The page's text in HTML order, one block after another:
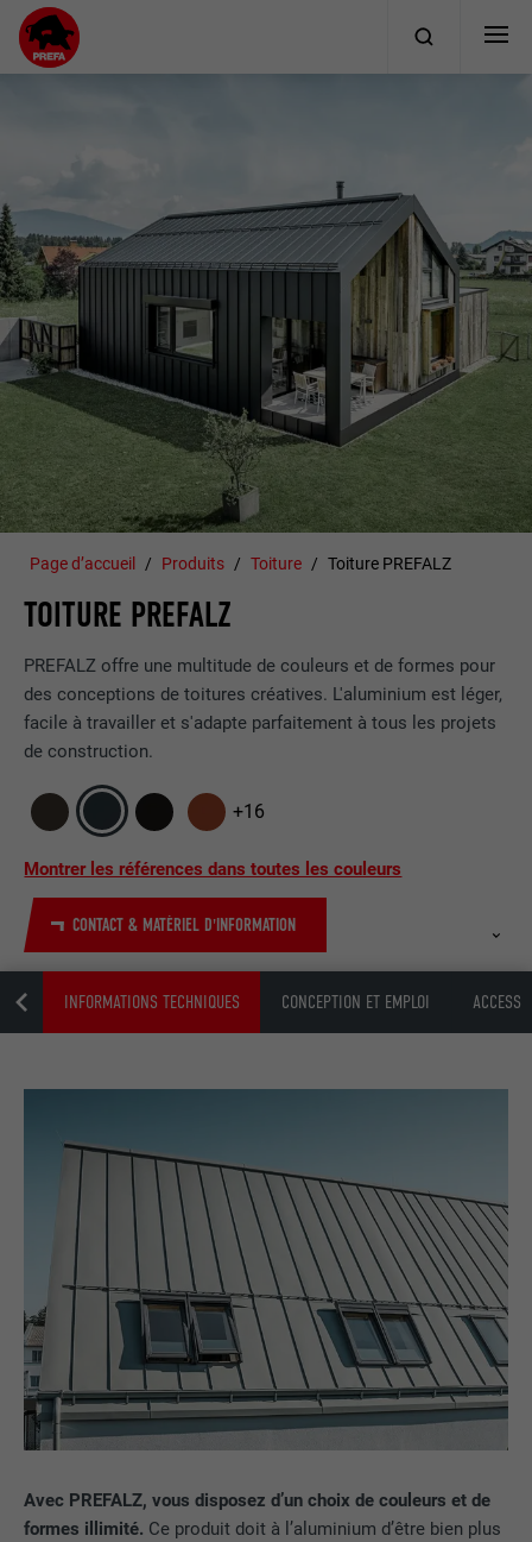
Page d’accueil Produits Toiture Toiture PREFALZ
TOITURE PREFALZ
PREFALZ offre une multitude de couleurs et de formes pour
des conceptions de toitures créatives. L'aluminium est léger,
facile à travailler et s'adapte parfaitement à tous les projets
de construction.
+16
Montrer les références dans toutes les couleurs
CONTACT & MATÉRIEL D'INFORMATION
FAQ INFORMATIONS TECHNIQUES CONCEPTION ET EMPLOI
Avec PREFALZ, vous disposez d’un choix de couleurs et de
formes illimité. Ce produit doit à l’aluminium d’être bien plus